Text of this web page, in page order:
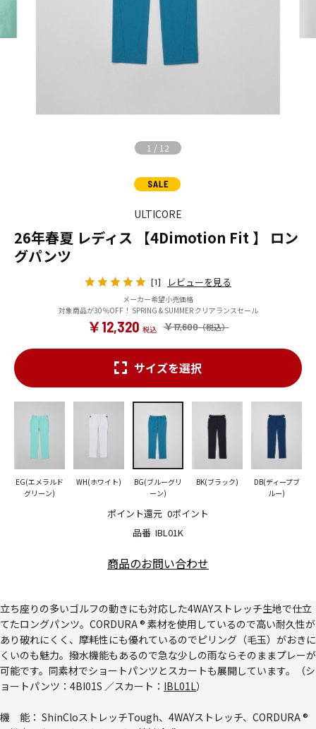
1 / 12
ULTICORE
26年春夏 レディス 【4Dimotion Fit 】 ロン
グパンツ
[1] レビューを見る
メーカー希望小売価格
対象商品が30％OFF！ SPRING & SUMMER クリアランスセール
￥17,600
￥12,320
品番 IBL01K
ポイント還元 0ポイント
サイズを選択
EG(エメラルド
グリーン)
WH(ホワイト)
BG(ブルーグリ
ーン)
BK(ブラック)
DB(ディープブ
ルー)
商品のお問い合わせ
立ち座りの多いゴルフの動きにも対応した4WAYストレッチ生地で仕立
てたロングパンツ。CORDURA ® 素材を使用しているので高い耐久性が
あり破れにくく、摩耗性にも優れているのでピリング（毛玉）がおきに
くいのも魅力。撥水機能もあるので急な少しの雨ならそのままプレーが
可能です。同素材でショートパンツとスカートも展開しています。（シ
ョートパンツ： 4BI01S ／スカート： IBL01L）
機 能： ShinCloストレッチTough、4WAYストレッチ、CORDURA ®